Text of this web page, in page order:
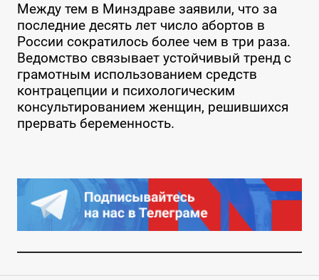
Между тем в Минздраве заявили, что за
последние десять лет число абортов в
России сократилось более чем в три раза.
Ведомство связывает устойчивый тренд с
грамотным использованием средств
контрацепции и психологическим
консультированием женщин, решившихся
прервать беременность.